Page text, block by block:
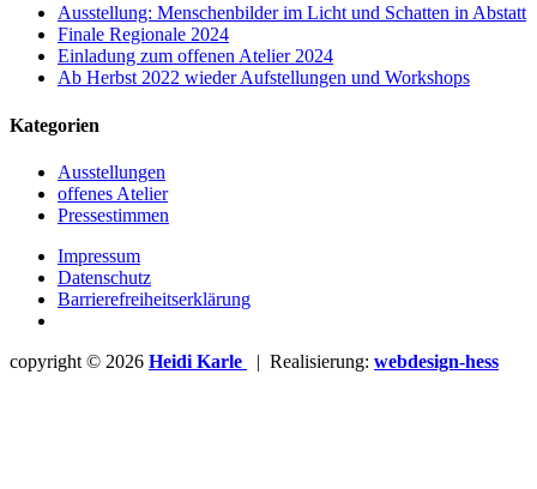
Ausstellung: Menschenbilder im Licht und Schatten in Abstatt
Finale Regionale 2024
Einladung zum offenen Atelier 2024
Ab Herbst 2022 wieder Aufstellungen und Workshops
Kategorien
Ausstellungen
offenes Atelier
Pressestimmen
Impressum
Datenschutz
Barrierefreiheitserklärung
copyright © 2026 Heidi Karle | Realisierung: webdesign-hess